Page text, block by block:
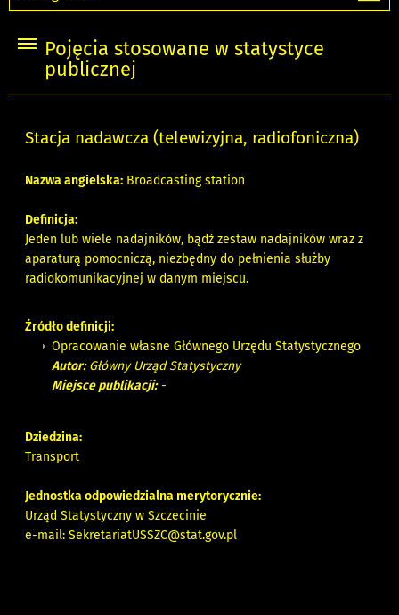
Pojęcia stosowane w statystyce
publicznej
Stacja nadawcza (telewizyjna, radiofoniczna)
Nazwa angielska: Broadcasting station
Definicja:
Jeden lub wiele nadajników, bądź zestaw nadajników wraz z
aparaturą pomocniczą, niezbędny do pełnienia służby
radiokomunikacyjnej w danym miejscu.
Źródło definicji:
Opracowanie własne Głównego Urzędu Statystycznego
Autor:Główny Urząd Statystyczny
Miejsce publikacji:-
Dziedzina:
Transport
Jednostka odpowiedzialna merytorycznie:
Urząd Statystyczny w Szczecinie
e-mail:SekretariatUSSZC@stat.gov.pl